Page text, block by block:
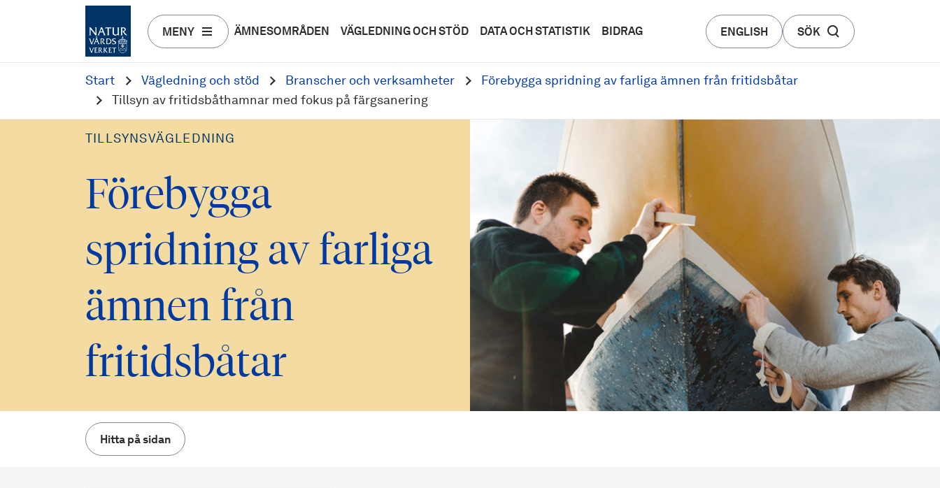
MENY ÄMNESOMRÅDEN VÄGLEDNING OCH STÖD DATA OCH STATISTIK BIDRAG ENGLISH SÖK
Start Vägledning och stöd Branscher och verksamheter
Förebygga spridning av farliga ämnen från fritidsbåtar
Tillsyn av fritidsbåthamnar med fokus på färgsanering
TILLSYNSVÄGLEDNING
Förebygga
spridning av farliga
ämnen från
fritidsbåtar
Hitta på sidan